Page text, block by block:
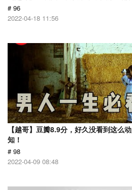
# 96
2022-04-18 11:56
【越哥】豆瓣8.9分，好久没看到这么
知！
# 98
2022-04-09 08:48